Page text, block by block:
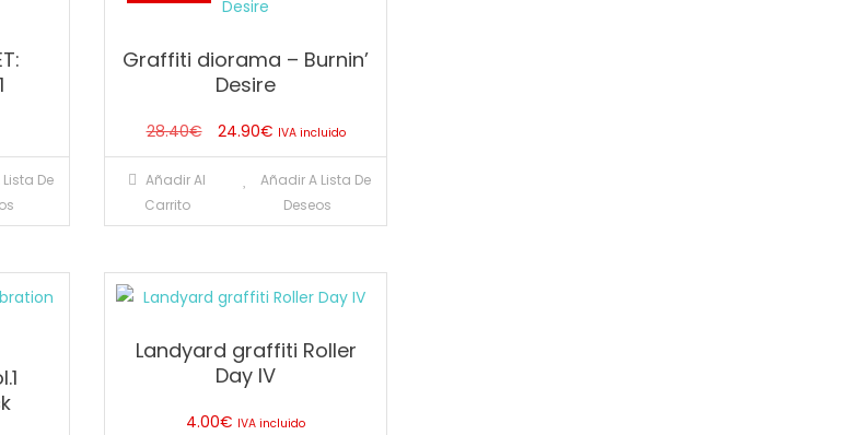
De
Graffiti diorama – Burnin’
Desire
28.40€
El
precio
original
24.90€El
precio
actual
es:
IVA incluido
Añadir Al
Carrito
Añadir A Lista De
Deseos
Landyard graffiti Roller
Day IV
4.00€ IVA incluido